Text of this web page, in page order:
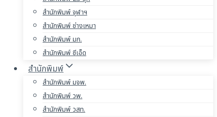
สำนักพิมพ์ จุฬาฯ
สำนักพิมพ์ ช่างเหมา
สำนักพิมพ์ มก.
สำนักพิมพ์ ซีเอ็ด
สำนักพิมพ์
สำนักพิมพ์ มจพ.
สำนักพิมพ์ วพ.
สำนักพิมพ์ วสท.